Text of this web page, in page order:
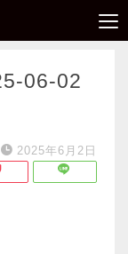
06-02
2025年6月2日